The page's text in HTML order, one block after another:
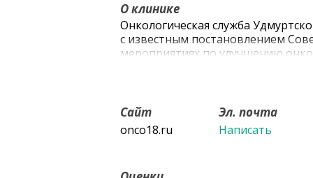
О клинике
Онкологическая служба
с известным постановлением
мероприятиях по улучшению
Уже в начале 1946г. в г. Ижевске
выделено 20 коек для
паллиативной и
Сайт
onco18.ru
Эл. почта
Написать